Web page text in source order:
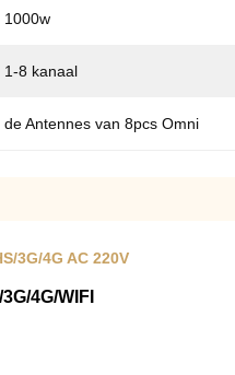
1000w
1-8 kanaal
de Antennes van 8pcs Omni
3G/4G AC 220V
4G/WIFI